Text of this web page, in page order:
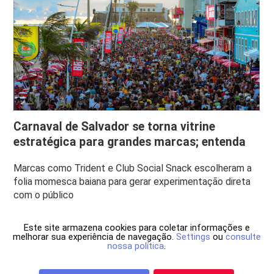
Carnaval de Salvador se torna vitrine
estratégica para grandes marcas; entenda
Marcas como Trident e Club Social Snack escolheram a
folia momesca baiana para gerar experimentação direta
com o público
Este site armazena cookies para coletar informações e
melhorar sua experiência de navegação. Settings ou consulte
nossa política.